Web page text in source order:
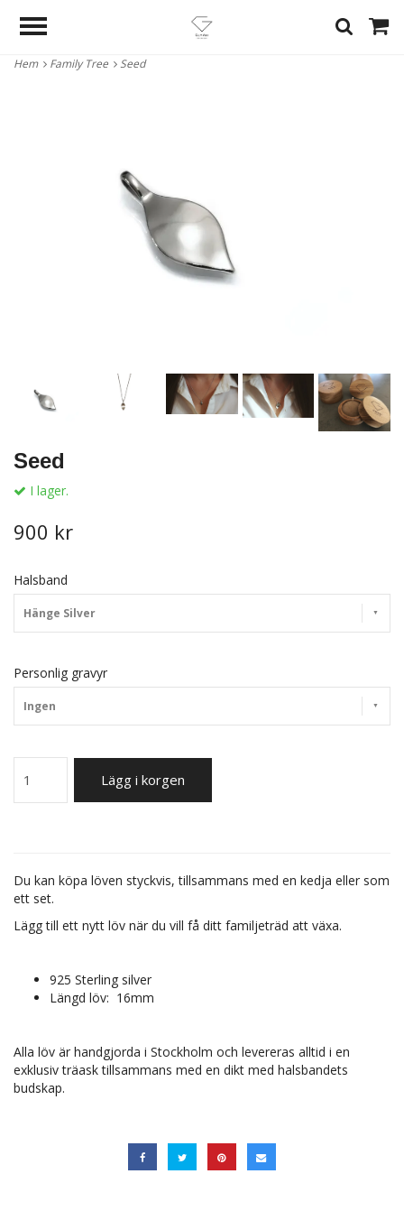
Hem Family Tree Seed
Seed
I lager.
900 kr
Halsband
Hänge Silver
Personlig gravyr
Ingen
Lägg i korgen
Du kan köpa löven styckvis, tillsammans med en kedja eller som
ett set.
Lägg till ett nytt löv när du vill få ditt familjeträd att växa.
925 Sterling silver
Längd löv: 16mm
Alla löv är handgjorda i Stockholm och levereras alltid i en
exklusiv träask tillsammans med en dikt med halsbandets
budskap.